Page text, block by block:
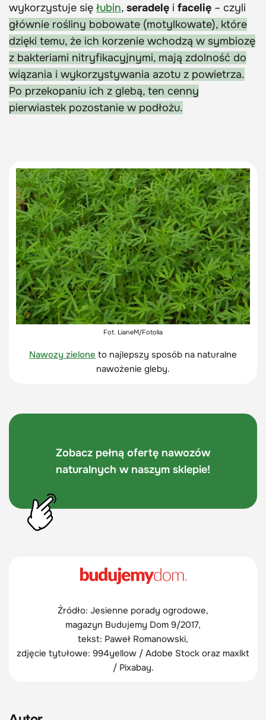
wykorzystuje się łubin, seradelę i facelię – czyli
głównie rośliny bobowate (motylkowate), które
dzięki temu, że ich korzenie wchodzą w symbiozę
z bakteriami nitryfikacyjnymi, mają zdolność do
wiązania i wykorzystywania azotu z powietrza.
Po przekopaniu ich z glebą, ten cenny
pierwiastek pozostanie w podłożu.
Fot. LianeM/Fotolia
Nawozy zielone to najlepszy sposób na naturalne
nawożenie gleby.
Zobacz pełną ofertę nawozów
naturalnych w naszym sklepie!
Źródło: Jesienne porady ogrodowe,
magazyn Budujemy Dom 9/2017,
tekst: Paweł Romanowski,
zdjęcie tytułowe: 994yellow / Adobe Stock oraz maxlkt
/ Pixabay.